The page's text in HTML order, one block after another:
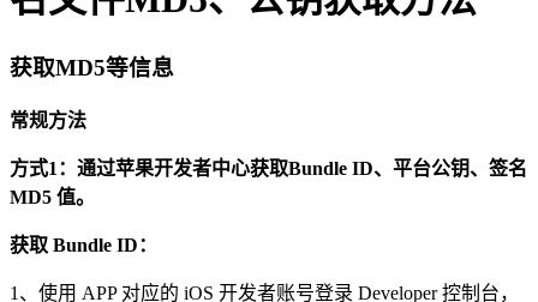
获取MD5等信息
常规方法
方式1：通过苹果开发者中心获取Bundle ID、平台公钥、签名
MD5 值。
获取 Bundle ID：
1、使用 APP 对应的 iOS 开发者账号登录 Developer 控制台，